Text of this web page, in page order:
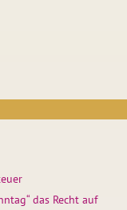
das Recht auf